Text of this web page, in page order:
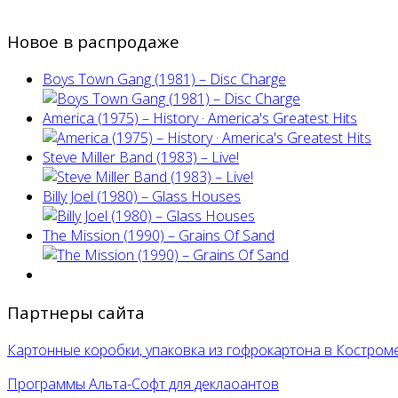
Новое в распродаже
Boys Town Gang (1981) – Disc Charge
America (1975) ‎– History · America's Greatest Hits
Steve Miller Band ‎(1983) – Live!
Billy Joel (1980) ‎– Glass Houses
The Mission (1990) – Grains Of Sand
Партнеры сайта
Картонные коробки, упаковка из гофрокартона в
Программы Альта-Софт для деклаоантов